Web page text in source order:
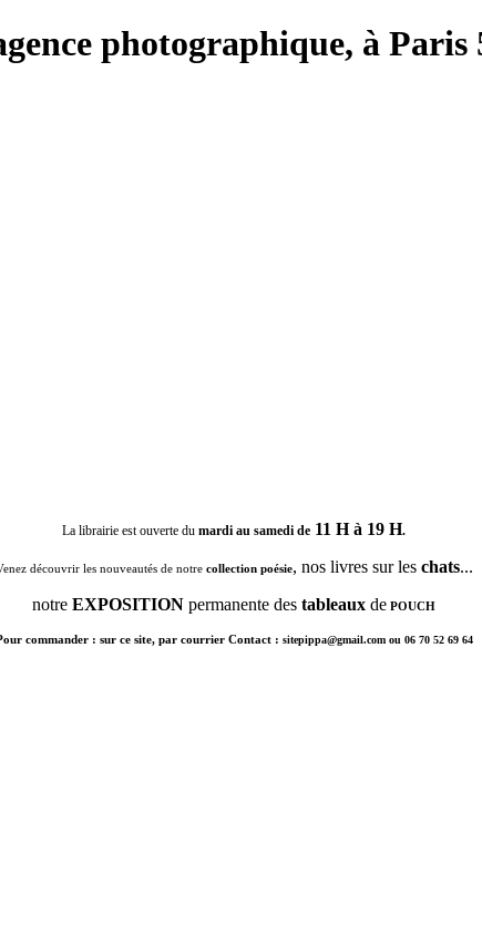
photographique, à
La librairie est ouverte du mardi au samedi de 11 H à 19 H.
découvrir les nouveautés de notrecollection poésie, nos livres sur les chats...
notre EXPOSITION permanente des tableaux de POUCH
commander : sur ce site, par courrier Contact : sitepippa@gmail.com ou 06 70 52 69 64